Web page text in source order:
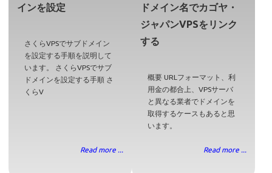
インを設定
さくらVPSでサブドメイン
を設定する手順を説明して
います。 さくらVPSでサブ
ドメインを設定する手順 さ
くらV
Read more ...
ドメイン名でカゴヤ・
ジャパンVPSをリンク
する
概要 URLフォーマット、利
用金の都合上、VPSサーバ
と異なる業者でドメインを
取得するケースもあると思
います。
Read more ...